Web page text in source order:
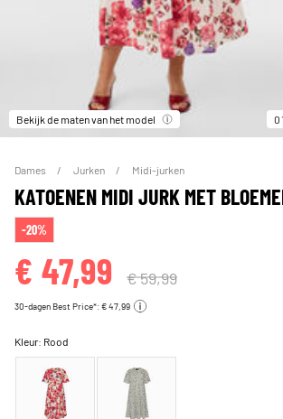
Bekijk de maten van het model 01
Dames Jurken Midi-jurken
KATOENEN MIDI JURK MET
-20%
€ 47,99 € 59,99
30-dagen Best Price*: € 47,99
Kleur: Rood